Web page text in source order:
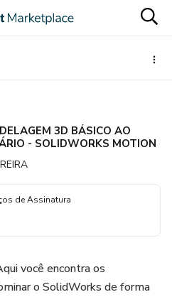
3D BÁSICO AO
- SOLIDWORKS MOTION
de Assinatura
você encontra os
o SolidWorks de forma